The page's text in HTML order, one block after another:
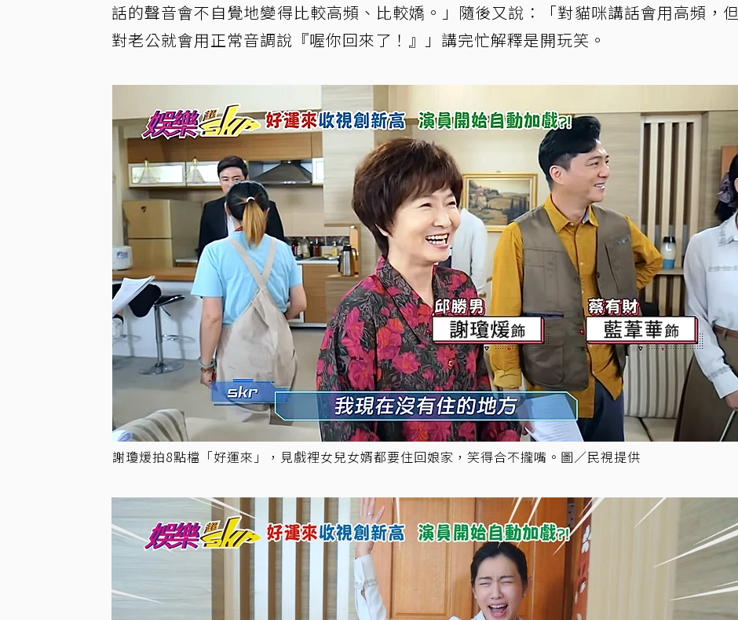
話的聲音會不自覺地變得比較高頻、比較嬌。」隨後又說：「對貓咪講話會用高頻，但
對老公就會用正常音調說『喔你回來了！』」講完忙解釋是開玩笑。
謝瓊煖拍8點檔「好運來」，見戲裡女兒女婿都要住回娘家，笑得合不攏嘴。圖／民視提供